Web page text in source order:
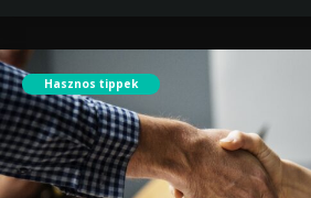
Hasznos tippek